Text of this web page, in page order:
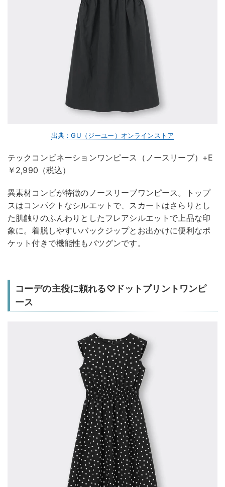
出典：GU（ジーユー）オンラインストア
テックコンビネーションワンピース（ノースリーブ）+E
￥2,990（税込）
異素材コンビが特徴のノースリーブワンピース。トップ
スはコンパクトなシルエットで、スカートはさらりとし
た肌触りのふんわりとしたフレアシルエットで上品な印
象に。着脱しやすいバックジップとお出かけに便利なポ
ケット付きで機能性もバツグンです。
コーデの主役に頼れる♡ドットプリントワンピ
ース